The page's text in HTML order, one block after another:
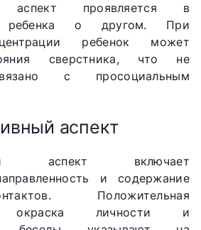
аспект проявляется в
ребенка о другом. При
ребенок может
сверстника, что не
с просоциальным
аспект
аспект включает
и содержание
Положительная
окраска личности и